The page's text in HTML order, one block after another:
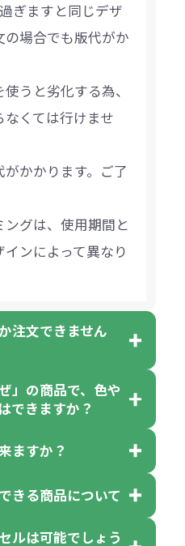
ぎますと同じデザ
の場合でも版代がか
うと劣化する為、
くては行けませ
かかります。ご了
グは、使用期間と
ンによって異なり
注文できません
除き、注文可能数
単位でのご注文とな
」の商品で、色や
できますか？
」のラベルがつい
指定不可となって
ますか？
もございますが商
柄 取り混ぜ」のラ
きる商品について
ルは可能でしょう